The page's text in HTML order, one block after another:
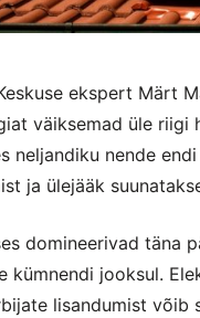
ekspert Märt
väiksemad üle
neljandiku nende
ja ülejääk
domineerivad täna
kümnendi jooksul.
lisandumist võib